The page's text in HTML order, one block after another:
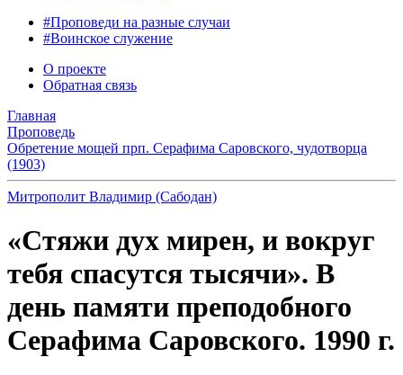
#Проповеди на разные случаи
#Воинское служение
О проекте
Обратная связь
Главная
Проповедь
Обретение мощей прп. Серафима Саровского, чудотворца
(1903)
Митрополит Владимир (Сабодан)
«Стяжи дух мирен, и вокруг
тебя спасутся тысячи». В
день памяти преподобного
Серафима Саровского. 1990 г.